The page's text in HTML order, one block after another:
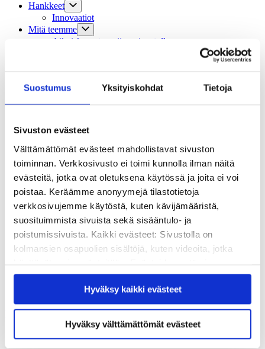
Suostumus Yksityiskohdat Tietoja
Sivuston evästeet
Välttämättömät evästeet mahdollistavat sivuston
toiminnan. Verkkosivusto ei toimi kunnolla ilman näitä
evästeitä, jotka ovat oletuksena käytössä ja joita ei voi
poistaa. Keräämme anonyymejä tilastotietoja
verkkosivujemme käytöstä, kuten kävijämääristä,
suosituimmista sivuista sekä sisääntulo- ja
poistumissivuista. Kaikki evästeet: Sivustolla on
kolmansien osapuolien sisältöjä, kuten videoita, jotka
saattaa estää näiden sisältöjen näkymisen.
Hyväksymällä kaikki evästeet varmistat, että kaikki
sisältö on käytettävissäsi.
Hyväksy kaikki evästeet
Hyväksy välttämättömät evästeet
Hankkeet
Innovaatiot
Mitä teemme
Aikuiskasvatus: siirry sivustolle
Sivistysviikko
Sivistyksen pelottomat -blogi
Sivistyksen teemavuosi 2024
Tapahtumat
Säätiö
Hallinto
Säännöt
Historia
Sivistyspalkinto
Töihin meille?
Yhteystiedot
Medialle
Tilaa uutiskirje